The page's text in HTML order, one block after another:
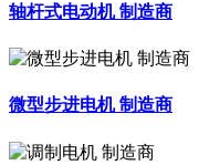
轴杆式电动机 制造商
微型步进电机 制造商